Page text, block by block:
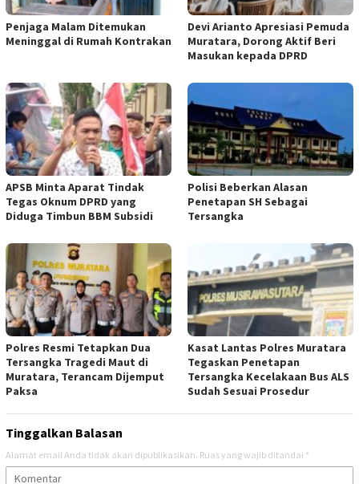
Penjaga Malam Ditemukan
Meninggal di Rumah Kontrakan
Devi Arianto Apresiasi Pemuda
Muratara, Dorong Aktif Beri
Masukan kepada DPRD
APSB Minta Aparat Tindak
Tegas Oknum DPRD yang
Diduga Timbun BBM Subsidi
Polisi Beberkan Alasan
Penetapan SH Sebagai
Tersangka
Polres Resmi Tetapkan Dua
Tersangka Tragedi Maut di
Muratara, Terancam Dijemput
Paksa
Kasat Lantas Polres Muratara
Tegaskan Penetapan
Tersangka Kecelakaan Bus ALS
Sudah Sesuai Prosedur
Tinggalkan Balasan
Alamat email Anda tidak akan dipublikasikan. Ruas yang wajib ditandai *